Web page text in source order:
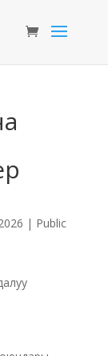
| Public